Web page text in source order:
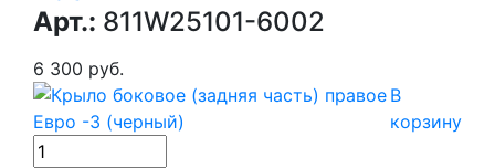
Арт.: 811W25101-6002
6 300 руб.
В
корзину